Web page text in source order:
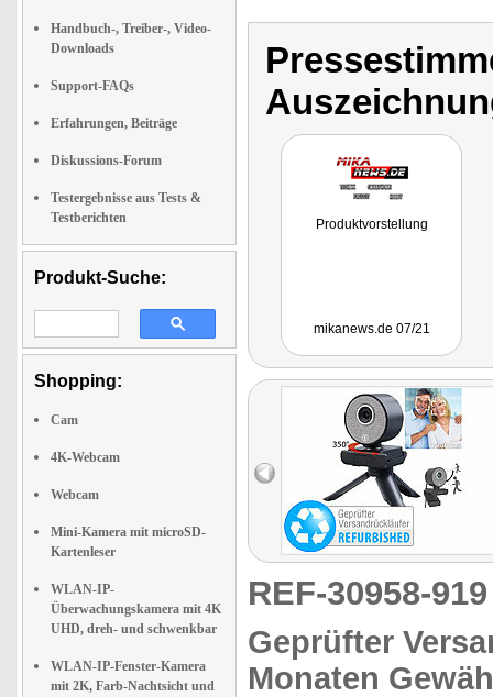
Handbuch-, Treiber-, Video-
Downloads
Support-FAQs
Erfahrungen, Beiträge
Diskussions-Forum
Testergebnisse aus Tests &
Testberichten
Produkt-Suche:
Shopping:
Cam
4K-Webcam
Webcam
Mini-Kamera mit microSD-
Kartenleser
WLAN-IP-
Überwachungskamera mit 4K
UHD, dreh- und schwenkbar
WLAN-IP-Fenster-Kamera
mit 2K, Farb-Nachtsicht und
Produktvorstellung
mikanews.de 07/21
REF-30958-
Geprüfter
Monaten